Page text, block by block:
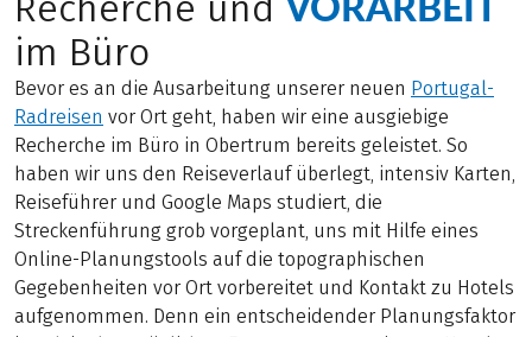
im Büro
Bevor es an die Ausarbeitung unserer neuen Portugal-
Radreisen vor Ort geht, haben wir eine ausgiebige
Recherche im Büro in Obertrum bereits geleistet. So
haben wir uns den Reiseverlauf überlegt, intensiv Karten,
Reiseführer und Google Maps studiert, die
Streckenführung grob vorgeplant, uns mit Hilfe eines
Online-Planungstools auf die topographischen
Gegebenheiten vor Ort vorbereitet und Kontakt zu Hotels
aufgenommen. Denn ein entscheidender Planungsfaktor